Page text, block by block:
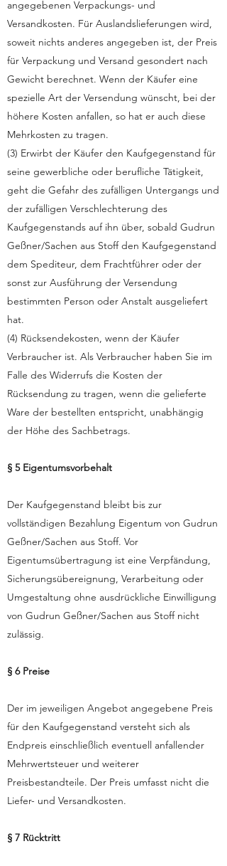
angegebenen Verpackungs- und
Versandkosten. Für Auslandslieferungen wird,
soweit nichts anderes angegeben ist, der Preis
für Verpackung und Versand gesondert nach
Gewicht berechnet. Wenn der Käufer eine
spezielle Art der Versendung wünscht, bei der
höhere Kosten anfallen, so hat er auch diese
Mehrkosten zu tragen.
(3) Erwirbt der Käufer den Kaufgegenstand für
seine gewerbliche oder berufliche Tätigkeit,
geht die Gefahr des zufälligen Untergangs und
der zufälligen Verschlechterung des
Kaufgegenstands auf ihn über, sobald Gudrun
Geßner/Sachen aus Stoff den Kaufgegenstand
dem Spediteur, dem Frachtführer oder der
sonst zur Ausführung der Versendung
bestimmten Person oder Anstalt ausgeliefert
hat.
(4) Rücksendekosten, wenn der Käufer
Verbraucher ist. Als Verbraucher haben Sie im
Falle des Widerrufs die Kosten der
Rücksendung zu tragen, wenn die gelieferte
Ware der bestellten entspricht, unabhängig
der Höhe des Sachbetrags.
§ 5 Eigentumsvorbehalt
Der Kaufgegenstand bleibt bis zur
vollständigen Bezahlung Eigentum von Gudrun
Geßner/Sachen aus Stoff. Vor
Eigentumsübertragung ist eine Verpfändung,
Sicherungsübereignung, Verarbeitung oder
Umgestaltung ohne ausdrückliche Einwilligung
von Gudrun Geßner/Sachen aus Stoff nicht
zulässig.
§ 6 Preise
Der im jeweiligen Angebot angegebene Preis
für den Kaufgegenstand versteht sich als
Endpreis einschließlich eventuell anfallender
Mehrwertsteuer und weiterer
Preisbestandteile. Der Preis umfasst nicht die
Liefer- und Versandkosten.
§ 7 Rücktritt